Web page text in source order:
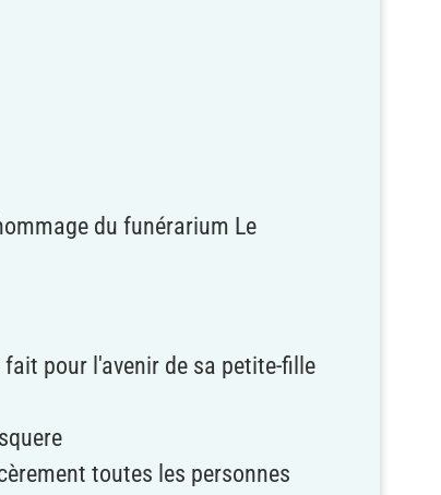
du funérarium Le
pour l'avenir de sa petite-fille
toutes les personnes